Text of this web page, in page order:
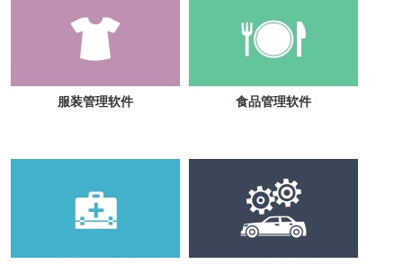
服装管理软件 食品管理软件